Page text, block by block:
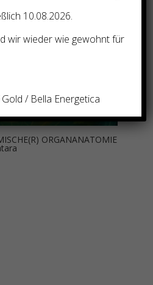
ORGANANATOMIE
10.08.2026.
wir wieder wie gewohnt für
/ Bella Energetica